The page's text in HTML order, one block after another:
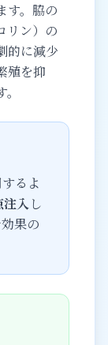
す。脇の
リン）の
的に減少
殖を抑
るよ
注入し
果の